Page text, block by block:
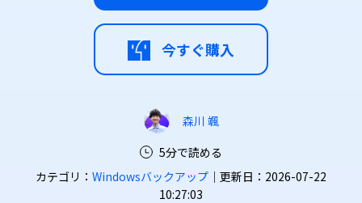
今すぐ購入
森川 颯
5分で読める
カテゴリ： Windowsバックアップ ｜更新日：2026-07-22
10:27:03